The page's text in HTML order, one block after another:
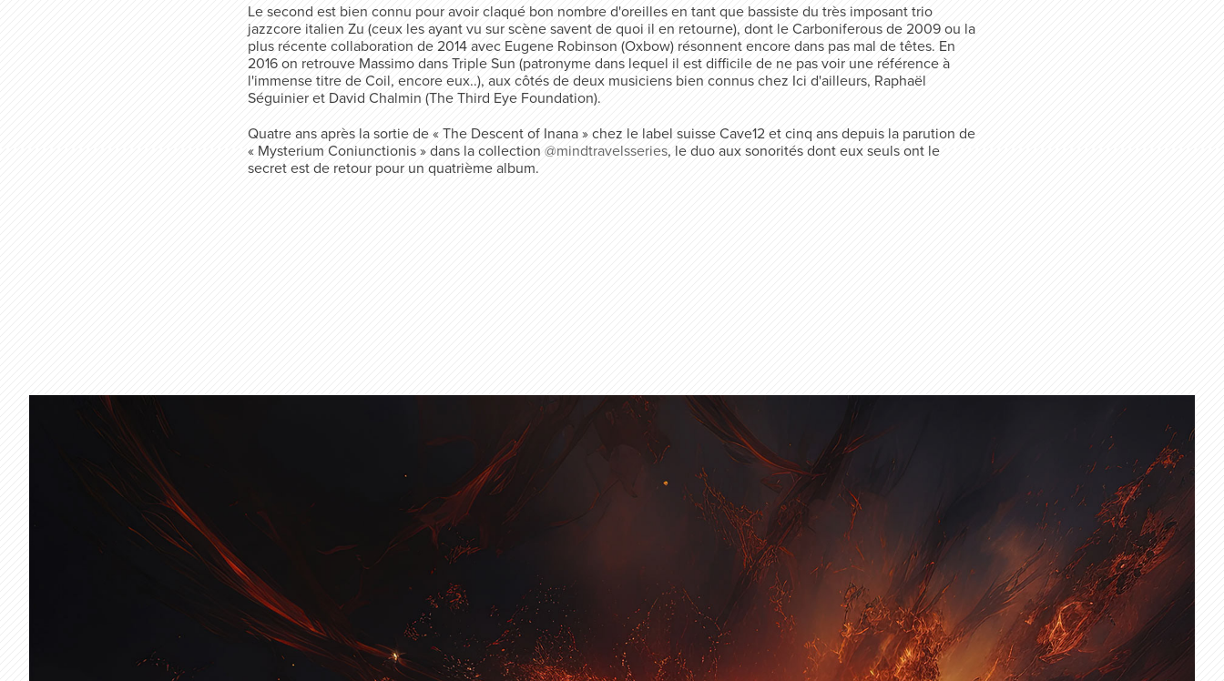
Le second est bien connu pour avoir claqué bon nombre d'oreilles en tant que bassiste du très imposant trio
jazzcore italien Zu (ceux les ayant vu sur scène savent de quoi il en retourne), dont le Carboniferous de 2009 ou la
plus récente collaboration de 2014 avec Eugene Robinson (Oxbow) résonnent encore dans pas mal de têtes. En
2016 on retrouve Massimo dans Triple Sun (patronyme dans lequel il est difficile de ne pas voir une référence à
l'immense titre de Coil, encore eux..), aux côtés de deux musiciens bien connus chez Ici d'ailleurs, Raphaël
Séguinier et David Chalmin (The Third Eye Foundation).
Quatre ans après la sortie de « The Descent of Inana » chez le label suisse Cave12 et cinq ans depuis la parution de
« Mysterium Coniunctionis » dans la collection @mindtravelsseries, le duo aux sonorités dont eux seuls ont le
secret est de retour pour un quatrième album.